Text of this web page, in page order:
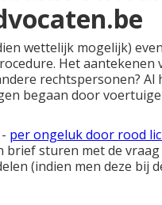
wettelijk mogelijk)
Het aantekenen
rechtspersonen?
begaan door
per ongeluk door rood
sturen met de
(indien men deze bij